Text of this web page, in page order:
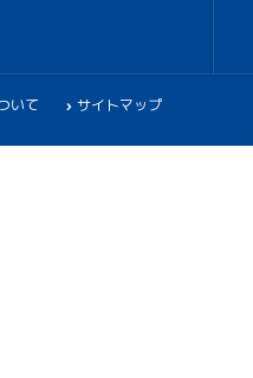
いて サイトマップ